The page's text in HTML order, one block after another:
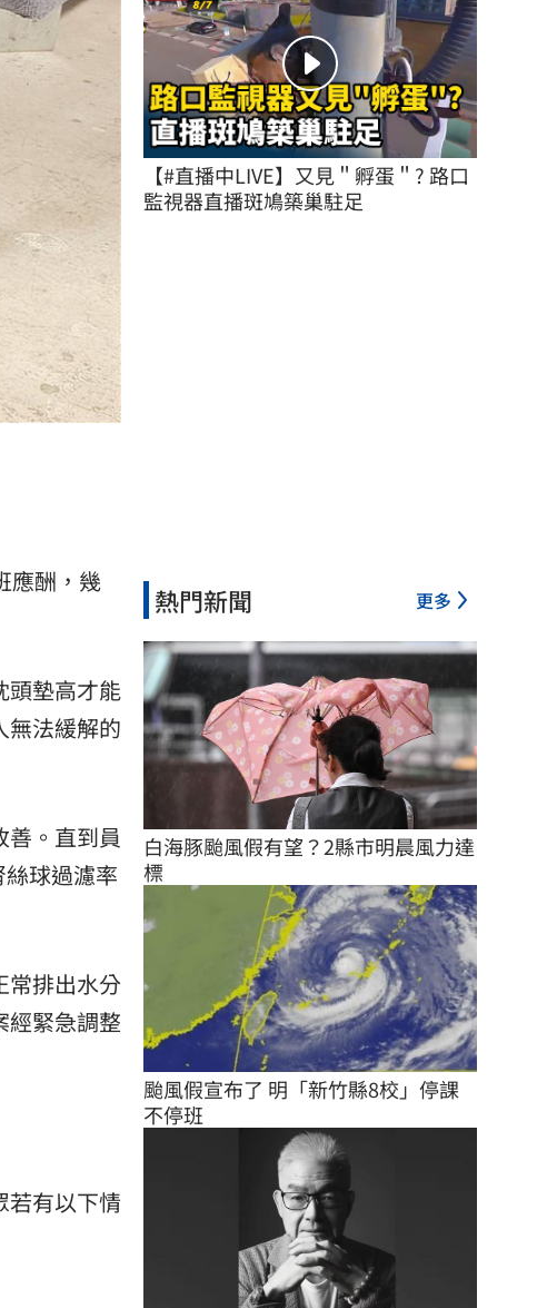
應酬，幾
頭墊高才能
無法緩解的
善。直到員
球過濾率
常排出水分
經緊急調整
若有以下情
【#直播中LIVE】又見＂孵蛋＂? 路口
監視器直播斑鳩築巢駐足
熱門新聞 更多
白海豚颱風假有望？2縣市明晨風力達
標
颱風假宣布了 明「新竹縣8校」停課
不停班